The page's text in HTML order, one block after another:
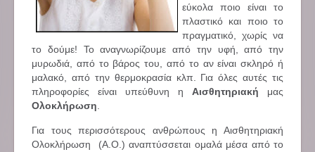
εύκολα ποιο είναι το
πλαστικό και ποιο το
πραγματικό, χωρίς να
το δούμε! Το αναγνωρίζουμε από την υφή, από την
μυρωδιά, από το βάρος του, από το αν είναι σκληρό ή
μαλακό, από την θερμοκρασία κλπ. Για όλες αυτές τις
πληροφορίες είναι υπεύθυνη η Αισθητηριακή μας
Ολοκλήρωση.
Για τους περισσότερους ανθρώπους η Αισθητηριακή
Ολοκλήρωση (Α.Ο.) αναπτύσσεται ομαλά μέσα από το